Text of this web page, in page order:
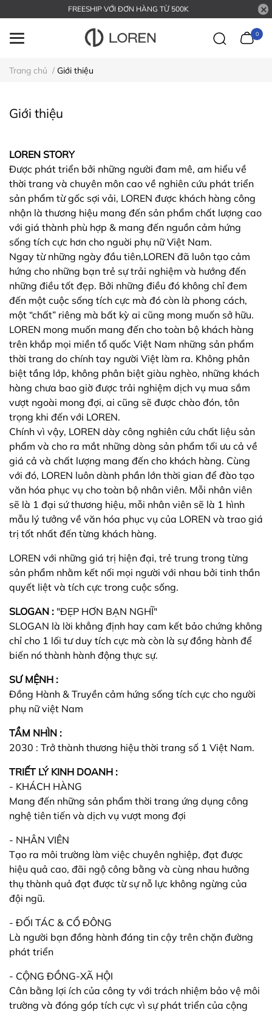
FREESHIP VỚI ĐƠN HÀNG TỪ 500K
0
Trang chủ / Giới thiệu
Giới thiệu
LOREN STORY
Được phát triển bởi những người đam mê, am hiểu về
thời trang và chuyên môn cao về nghiên cứu phát triển
sản phẩm từ gốc sợi vải, LOREN được khách hàng công
nhận là thương hiệu mang đến sản phẩm chất lượng cao
với giá thành phù hợp & mang đến nguồn cảm hứng
sống tích cực hơn cho nguời phụ nữ Việt Nam.
Ngay từ những ngày đầu tiên,LOREN đã luôn tạo cảm
hứng cho những bạn trẻ sự trải nghiệm và hướng đến
những điều tốt đẹp. Bởi những điều đó không chỉ đem
đến một cuộc sống tích cực mà đó còn là phong cách,
một “chất” riêng mà bất kỳ ai cũng mong muốn sở hữu.
LOREN mong muốn mang đến cho toàn bộ khách hàng
trên khắp mọi miền tổ quốc Việt Nam những sản phẩm
thời trang do chính tay người Việt làm ra. Không phân
biệt tầng lớp, không phân biệt giàu nghèo, những khách
hàng chưa bao giờ được trải nghiệm dịch vụ mua sắm
vượt ngoài mong đợi, ai cũng sẽ được chào đón, tôn
trọng khi đến với LOREN.
Chính vì vậy, LOREN dày công nghiên cứu chất liệu sản
phẩm và cho ra mắt những dòng sản phẩm tối ưu cả về
giá cả và chất lượng mang đến cho khách hàng. Cùng
với đó, LOREN luôn dành phần lớn thời gian để đào tạo
văn hóa phục vụ cho toàn bộ nhân viên. Mỗi nhân viên
sẽ là 1 đại sứ thương hiệu, mỗi nhân viên sẽ là 1 hình
mẫu lý tưởng về văn hóa phục vụ của LOREN và trao giá
trị tốt nhất đến từng khách hàng.
LOREN với những giá trị hiện đại, trẻ trung trong từng
sản phẩm nhằm kết nối mọi người với nhau bởi tinh thần
quyết liệt và tích cực trong cuộc sống.
SLOGAN : "ĐẸP HƠN BẠN NGHĨ"
SLOGAN là lời khẳng định hay cam kết bảo chứng không
chỉ cho 1 lối tư duy tích cực mà còn là sự đồng hành để
biến nó thành hành động thực sự.
SƯ MỆNH :
Đồng Hành & Truyền cảm hứng sống tích cực cho người
phụ nữ việt Nam
TẦM NHÌN :
2030 : Trở thành thương hiệu thời trang số 1 Việt Nam.
TRIẾT LÝ KINH DOANH :
- KHÁCH HÀNG
Mang đến những sản phẩm thời trang ứng dụng công
nghệ tiên tiến và dịch vụ vượt mong đợi
- NHÂN VIÊN
Tạo ra môi trường làm việc chuyên nghiệp, đạt được
hiệu quả cao, đãi ngộ công bằng và cùng nhau hưởng
thụ thành quả đạt được từ sự nỗ lực không ngừng của
đội ngũ.
- ĐỐI TÁC & CỔ ĐÔNG
Là người bạn đồng hành đáng tin cậy trên chặn đường
phát triển
- CỘNG ĐỒNG-XÃ HỘI
Cân bằng lợi ích của công ty với trách nhiệm bảo vệ môi
trường và đóng góp tích cực vì sự phát triển của cộng